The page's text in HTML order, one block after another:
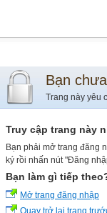
Bạn
Trang này yêu
Truy cập trang này
Bạn phải mở trang đăng
ký rồi nhấn nút "Đăng
Bạn làm gì tiếp
Mở trang đăng nhập
Quay trở lại trang